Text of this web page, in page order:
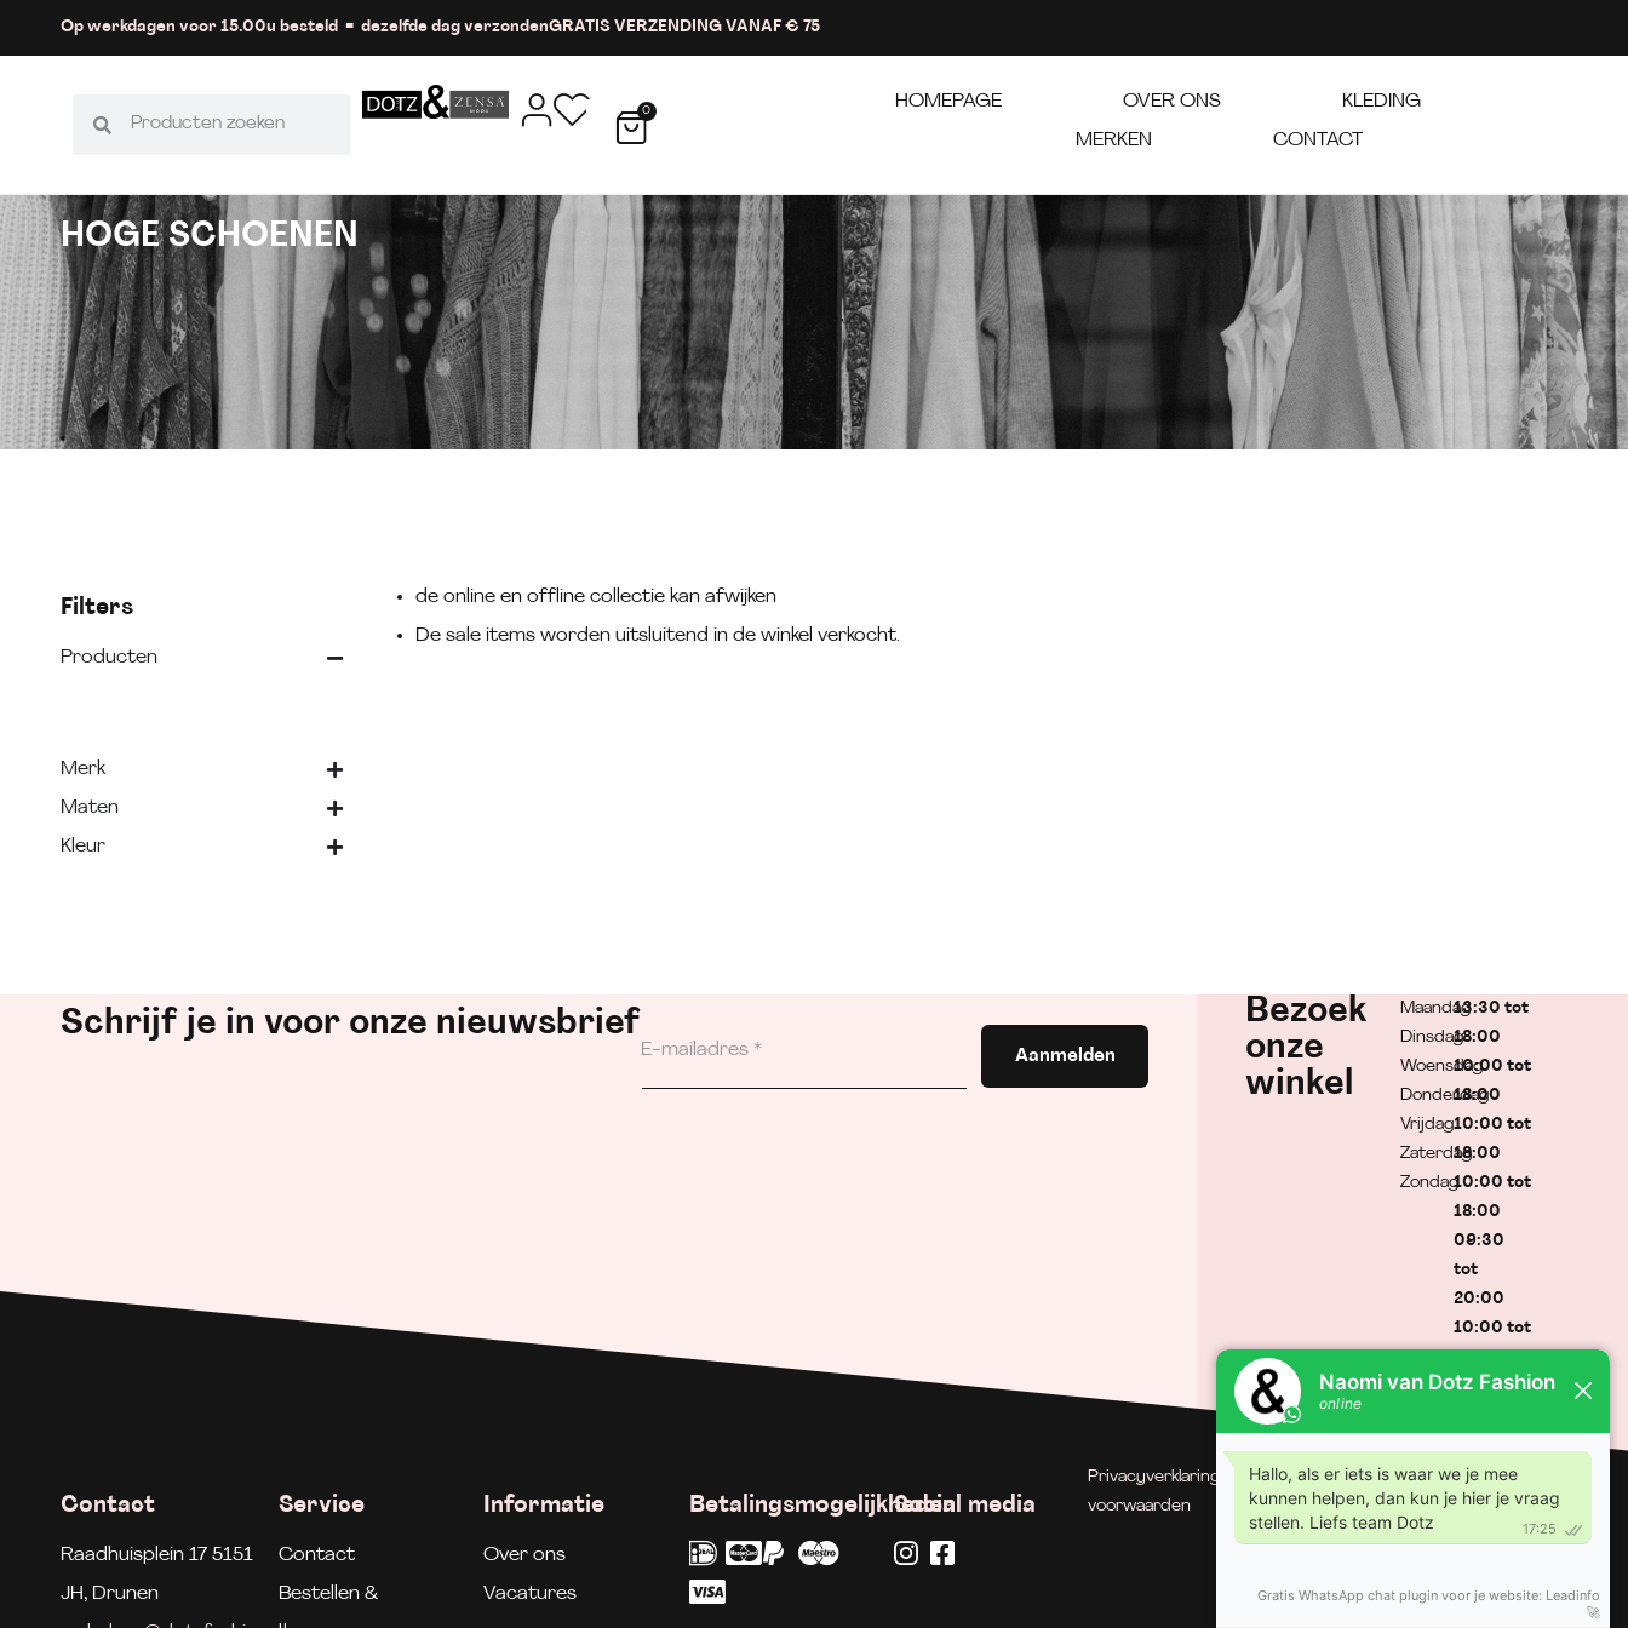
Op werkdagen voor 15.00u besteld = dezelfde dag verzondenGRATIS VERZENDING VANAF € 75
0 HOMEPAGE OVER ONS
KLEDING
MERKEN
CONTACT
HOGE SCHOENEN
Filters
Producten
Merk
Maten
Kleur
de online en offline collectie kan afwijken
De sale items worden uitsluitend in de winkel verkocht.
Schrijf je in voor onze nieuwsbrief
Aanmelden
Bezoek
onze
winkel
Maandag
Dinsdag
Woensdag
Donderdag
Vrijdag
Zaterdag
Zondag
13:30 tot
18:00
10:00 tot
18:00
10:00 tot
18:00
10:00 tot
18:00
09:30
tot
20:00
10:00 tot
Gesloten
Contact
Raadhuisplein 17 5151
JH, Drunen
Service
Contact
Bestellen &
Informatie
Over ons
Vacatures
BetalingsmogelijkhedenSocial media
Privacyverklaring
| Algemene
voorwaarden
© Dotz Fashion | Gerealiseerd
door Minty Media